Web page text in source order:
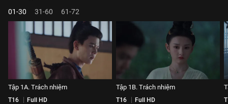
01-30 31-60 61-72
Tập 1A. Trách nhiệm
T16 Full HD
Tập 1B. Trách nhiệm
T16 Full HD